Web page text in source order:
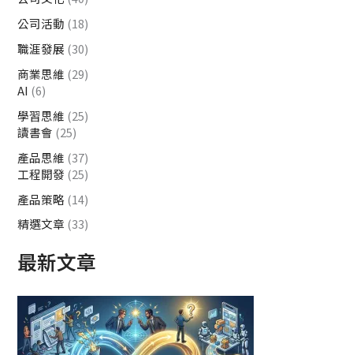
公司活動 (18)
職涯發展 (30)
商業思維 (29)
AI (6)
學習思維 (25)
讀書會 (25)
產品思維 (37)
工程開發 (25)
產品策略 (14)
精選文章 (33)
最新文章